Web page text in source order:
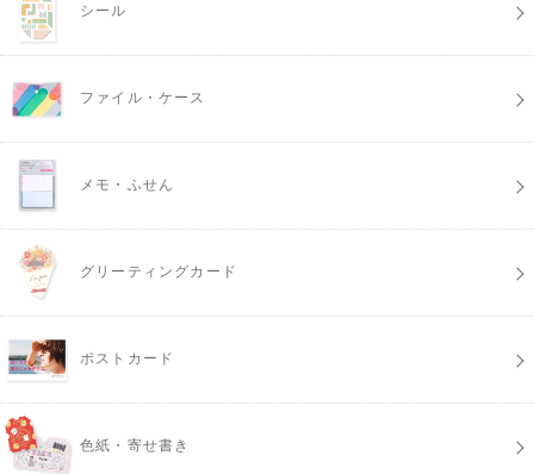
シール
ファイル・ケース
メモ・ふせん
グリーティングカード
ポストカード
色紙・寄せ書き